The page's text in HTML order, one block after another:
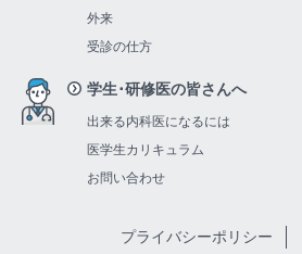
外来
受診の仕方
学生･研修医の皆さんへ
出来る内科医になるには
医学生カリキュラム
お問い合わせ
プライバシーポリシー